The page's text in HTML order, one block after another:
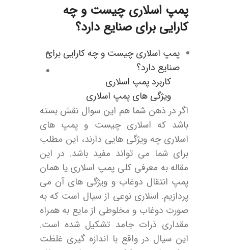
پمپ اسلاری چیست و چه
کارایی برای صنایع دارد؟
پمپ اسلاری چیست و چه کارایی برای
صنایع دارد؟
کاربرد پمپ اسلاری
ویژگی های پمپ اسلاری
اگر در ذهن شما هم این سوال نقش بسته
باشد که اسلاری چیست و پمپ های
اسلاری چه ویژگی هایی دارند، این مطلب
برای شما می تواند مفید باشد. در این
مقاله به معرفی کلی پمپ اسلاری یا همان
پمپ انتقال دوغاب و ویژگی های آن می
پردازیم. اسلاری نوعی از سیال است که به
صورت دوغاب و مخلوطی از مایع به همراه
مقداری ذرات جامد تشکیل شده است.
این سیال در واقع با اندازه گیری غلظت